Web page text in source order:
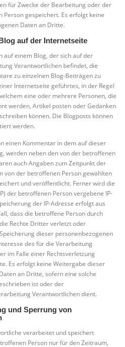
für Zwecke der Bearbeitung oder der
gespeichert. Es erfolgt keine
Daten an Dritte.
auf der Internetseite
auf einem Blog, der sich auf der
Verantwortlichen befindet, die
zu einzelnen Blog-Beiträgen zu
Internetseite geführtes, in der Regel
eine oder mehrere Personen, die
werden, Artikel posten oder Gedanken
können. Die Blogposts können
werden.
einen Kommentar in dem auf dieser
werden neben den von der betroffenen
auch Angaben zum Zeitpunkt der
von der betroffenen Person gewählten
und veröffentlicht. Ferner wird die
der betroffenen Person vergebene IP-
der IP-Adresse erfolgt aus
dass die betroffene Person durch
Rechte Dritter verletzt oder
dieser personenbezogenen
des für die Verarbeitung
im Falle einer Rechtsverletzung
Es erfolgt keine Weitergabe dieser
an Dritte, sofern eine solche
ist oder der
Verantwortlichen dient.
und Sperrung von
verarbeitet und speichert
Person nur für den Zeitraum,